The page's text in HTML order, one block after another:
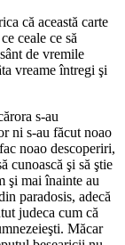
că această carte
ceale ce să
de vremile
vreame întregi şi
s-au
ni s-au făcut noao
noao descoperiri,
cunoască şi să ştie
şi mai înainte au
paradosis, adecă
judeca cum că
Măcar